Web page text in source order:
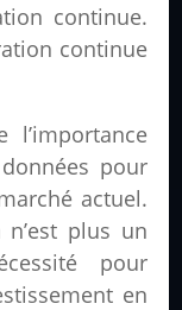
continue.
continue
pour
actuel.
plus un
pour
en